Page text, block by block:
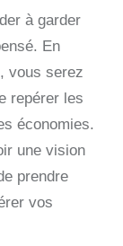
à garder
En
vous serez
repérer les
économies.
une vision
prendre
vos